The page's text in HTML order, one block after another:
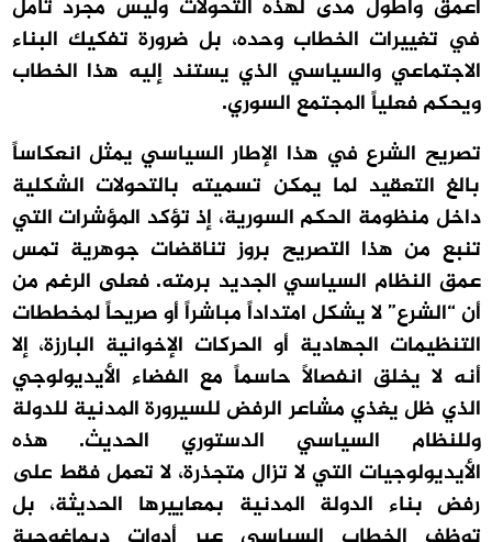
أعمق وأطول مدى لهذه التحولات وليس مجرد تأمل
في تغييرات الخطاب وحده، بل ضرورة تفكيك البناء
الاجتماعي والسياسي الذي يستند إليه هذا الخطاب
ويحكم فعلياً المجتمع السوري.
تصريح الشرع في هذا الإطار السياسي يمثل انعكاساً
بالغ التعقيد لما يمكن تسميته بالتحولات الشكلية
داخل منظومة الحكم السورية، إذ تؤكد المؤشرات التي
تنبع من هذا التصريح بروز تناقضات جوهرية تمس
عمق النظام السياسي الجديد برمته. فعلى الرغم من
أن “الشرع” لا يشكل امتداداً مباشراً أو صريحاً لمخططات
التنظيمات الجهادية أو الحركات الإخوانية البارزة، إلا
أنه لا يخلق انفصالاً حاسماً مع الفضاء الأيديولوجي
الذي ظل يغذي مشاعر الرفض للسيرورة المدنية للدولة
وللنظام السياسي الدستوري الحديث. هذه
الأيديولوجيات التي لا تزال متجذرة، لا تعمل فقط على
رفض بناء الدولة المدنية بمعاييرها الحديثة، بل